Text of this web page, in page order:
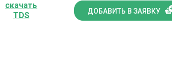
cкачать
TDS
ДОБАВИТЬ В ЗАЯВКУ